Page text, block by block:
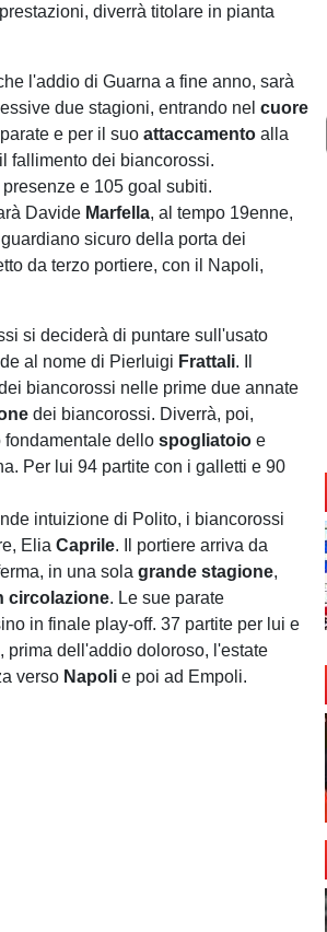
prestazioni, diverrà titolare in pianta
l'addio di Guarna a fine anno, sarà
due stagioni, entrando nel cuore
e per il suoattaccamento alla
fallimento dei biancorossi.
e 105 goal subiti.
Davide Marfella, al tempo 19enne,
sicuro della porta dei
da terzo portiere, con il Napoli,
si deciderà di puntare sull'usato
al nome di Pierluigi Frattali. Il
biancorossi nelle prime due annate
dei biancorossi. Diverrà, poi,
fondamentale dellospogliatoio e
Per lui 94 partite con i galletti e 90
intuizione di Polito, i biancorossi
EliaCaprile. Il portiere arriva da
in una solagrande stagione,
circolazione. Le sue parate
in finale play-off. 37 partite per lui e
prima dell'addio doloroso, l'estate
verso Napolie poi ad Empoli.